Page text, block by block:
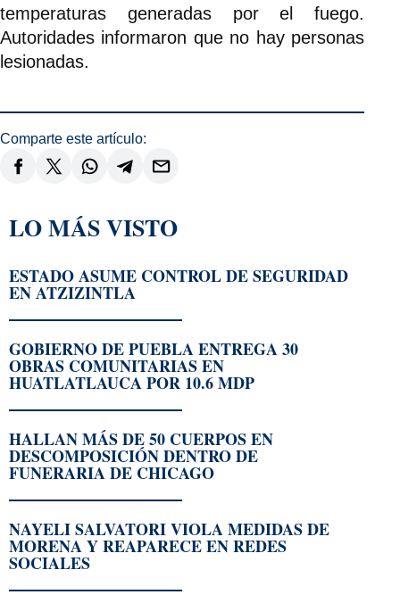
temperaturas generadas por el fuego.
Autoridades informaron que no hay personas
lesionadas.
Comparte este artículo:
LO MÁS VISTO
ESTADO ASUME CONTROL DE SEGURIDAD
EN ATZIZINTLA
GOBIERNO DE PUEBLA ENTREGA 30
OBRAS COMUNITARIAS EN
HUATLATLAUCA POR 10.6 MDP
HALLAN MÁS DE 50 CUERPOS EN
DESCOMPOSICIÓN DENTRO DE
FUNERARIA DE CHICAGO
NAYELI SALVATORI VIOLA MEDIDAS DE
MORENA Y REAPARECE EN REDES
SOCIALES